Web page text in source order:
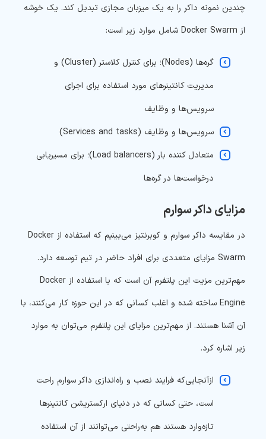
چندین نمونه داکر را به یک میزبان مجازی تبدیل کند. یک خوشه
از Docker Swarm شامل موارد زیر است:
گره‌ها (Nodes)؛ برای کنترل کلاستر (Cluster) و
مدیریت کانتینرهای مورد استفاده برای اجرای
سرویس‌ها و وظایف
سرویس‌ها و وظایف (Services and tasks)
متعادل کننده بار (Load balancers)؛ برای مسیریابی
درخواست‌ها در گره‌ها
مزایای داکر سوارم
در مقایسه داکر سوارم و کوبرنتیز می‌بینیم که استفاده از Docker
Swarm مزایای متعددی برای افراد حاضر در تیم توسعه دارد.
مهم‌ترین مزیت این پلتفرم آن است که با استفاده از Docker
Engine ساخته شده و اغلب کسانی که در این حوزه کار می‌کنند، با
آن آشنا هستند. از مهم‌ترین مزایای این پلتفرم می‌توان به موارد
زیر اشاره کرد.
ازآنجایی‌که فرایند نصب و راه‌اندازی داکر سوارم راحت
است، حتی کسانی که در دنیای ارکستریشن کانتینرها
تازه‌وارد هستند هم به‌راحتی می‌توانند از آن استفاده